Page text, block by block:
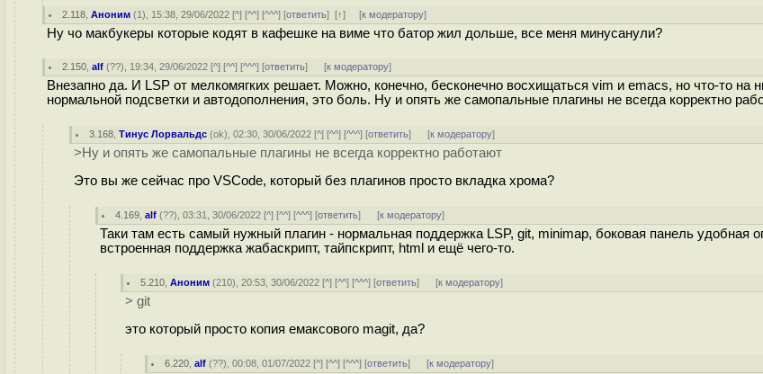
2.118 ,Аноним (1), 15:38, 29/06/2022 [^] [^^] [^^^] [ответить][↑] [к модератору]
Ну чо макбукеры которые кодят в кафешке на виме что батор жил дольше, все меня минусанули?
2.150 ,alf (??), 19:34, 29/06/2022 [^] [^^] [^^^] [ответить] [к модератору]
Внезапно да. И LSP от мелкомягких решает. Можно, конечно, бесконечно восхищаться vim и emacs, но что-то на
нормальной подсветки и автодополнения, это боль. Ну и опять же самопальные плагины не всегда корректно
3.168 ,Тинус Лорвальдс (ok), 02:30, 30/06/2022 [^] [^^] [^^^] [ответить] [к модератору]
>Ну и опять же самопальные плагины не всегда корректно работают
Это вы же сейчас про VSCode, который без плагинов просто вкладка хрома?
4.169 ,alf (??), 03:31, 30/06/2022 [^] [^^] [^^^] [ответить] [к модератору]
Таки там есть самый нужный плагин - нормальная поддержка LSP, git, minimap, боковая панель удобная
встроенная поддержка жабаскрипт, тайпскрипт, html и ещё чего-то.
5.210 ,Аноним (210), 20:53, 30/06/2022 [^] [^^] [^^^] [ответить] [к модератору]
> git
это который просто копия емаксового magit, да?
6.220 ,alf (??), 00:08, 01/07/2022 [^] [^^] [^^^] [ответить] [к модератору]